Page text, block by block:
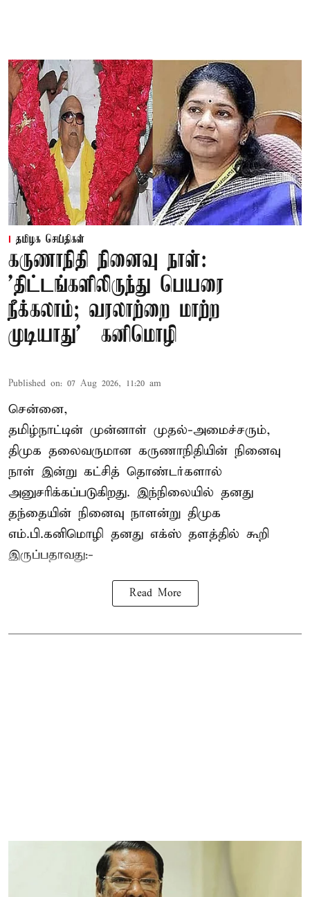
தமிழக செய்திகள்
கருணாநிதி நினைவு நாள்:
'திட்டங்களிலிருந்து பெயரை
நீக்கலாம்; வரலாற்றை மாற்ற
முடியாது' – கனிமொழி
Published on: 07 Aug 2026, 11:20 am
சென்னை,
தமிழ்நாட்டின் முன்னாள் முதல்-அமைச்சரும்,
திமுக தலைவருமான கருணாநிதியின் நினைவு
நாள் இன்று கட்சித் தொண்டர்களால்
அனுசரிக்கப்படுகிறது. இந்நிலையில் தனது
தந்தையின் நினைவு நாளன்று திமுக
எம்.பி.கனிமொழி தனது எக்ஸ் தளத்தில் கூறி
இருப்பதாவது:-
Read More